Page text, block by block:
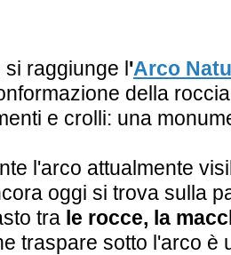
si raggiunge l'Arco
della
e crolli: una
l'arco attualmente
oggi si trova sulla
tra le rocce, la
traspare sotto l'arco è